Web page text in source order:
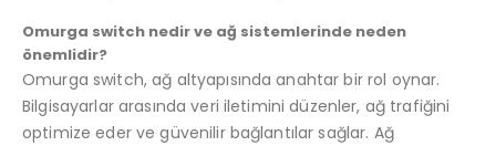
Omurga switch nedir ve ağ sistemlerinde neden
önemlidir?
Omurga switch, ağ altyapısında anahtar bir rol oynar.
Bilgisayarlar arasında veri iletimini düzenler, ağ trafiğini
optimize eder ve güvenilir bağlantılar sağlar. Ağ